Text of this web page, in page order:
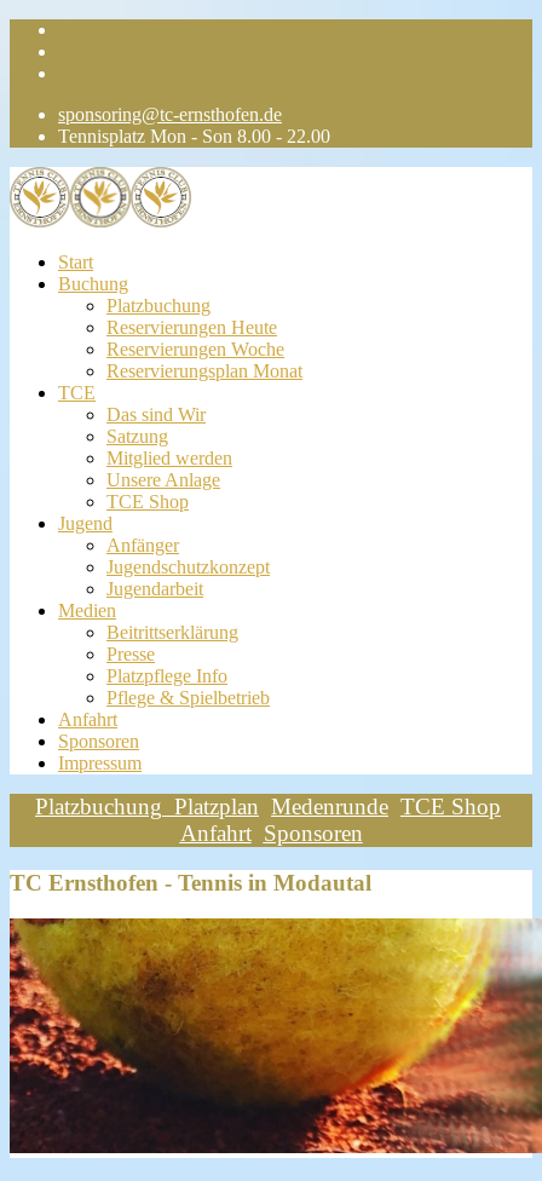
sponsoring@tc-ernsthofen.de
Tennisplatz Mon - Son 8.00 - 22.00
Start
Buchung
Platzbuchung
Reservierungen Heute
Reservierungen Woche
Reservierungsplan Monat
TCE
Das sind Wir
Satzung
Mitglied werden
Unsere Anlage
TCE Shop
Jugend
Anfänger
Jugendschutzkonzept
Jugendarbeit
Medien
Beitrittserklärung
Presse
Platzpflege Info
Pflege & Spielbetrieb
Anfahrt
Sponsoren
Impressum
Platzbuchung Platzplan Medenrunde TCE Shop
Anfahrt Sponsoren
TC Ernsthofen - Tennis in Modautal